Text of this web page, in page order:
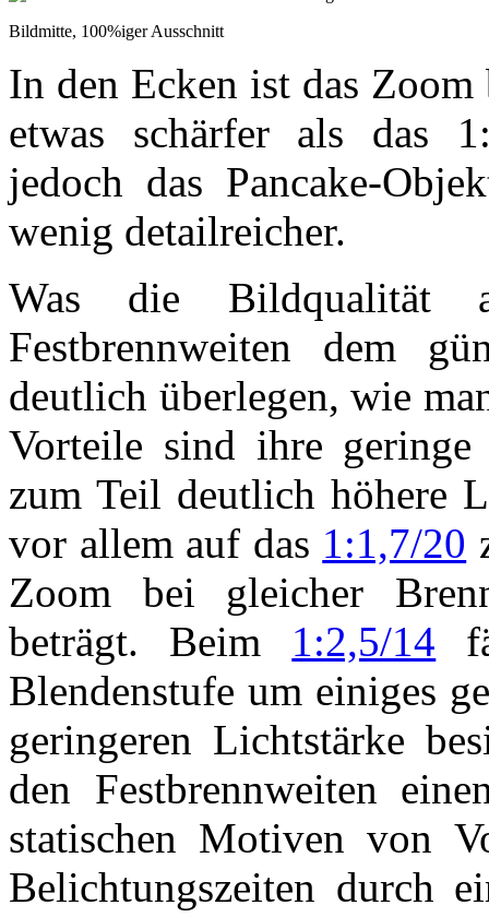
Bildmitte, 100%iger Ausschnitt
In den Ecken ist das
etwas schärfer als das
jedoch das Pancake-
wenig detailreicher.
Was die Bildqualität
Festbrennweiten dem
deutlich überlegen, wie
Vorteile sind ihre
zum Teil deutlich höhere
vor allem auf das 1:1,7/20
Zoom bei gleicher
beträgt. Beim 1:2,5/14
Blendenstufe um einiges
geringeren Lichtstärke
den Festbrennweiten
statischen Motiven von
Belichtungszeiten durch